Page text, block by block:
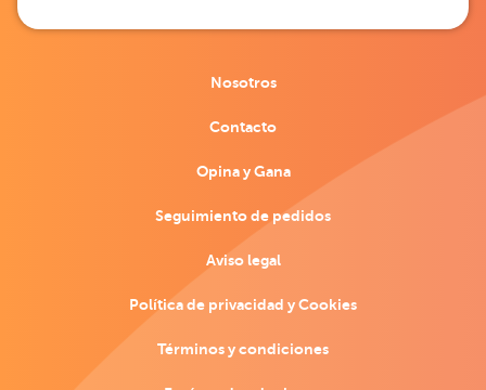
Nosotros
Contacto
Opina y Gana
Seguimiento de pedidos
Aviso legal
Política de privacidad y Cookies
Términos y condiciones